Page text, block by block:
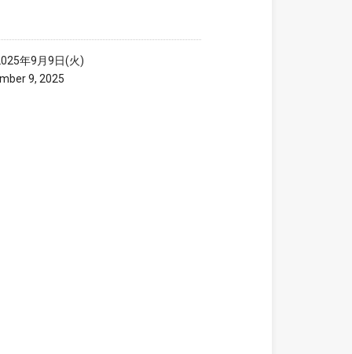
年9月9日(火)
9, 2025